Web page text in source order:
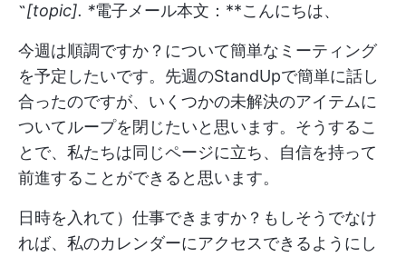
˶[topic]. *電子メール本文：**こんにちは、
今週は順調ですか？について簡単なミーティング
を予定したいです。先週のStandUpで簡単に話し
合ったのですが、いくつかの未解決のアイテムに
ついてループを閉じたいと思います。そうするこ
とで、私たちは同じページに立ち、自信を持って
前進することができると思います。
日時を入れて）仕事できますか？もしそうでなけ
れば、私のカレンダーにアクセスできるようにし